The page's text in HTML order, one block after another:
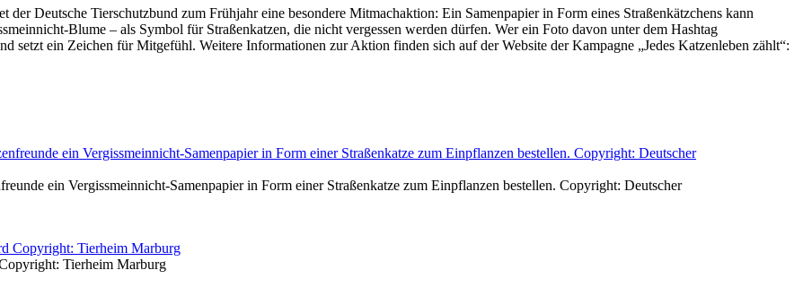
der Deutsche Tierschutzbund zum Frühjahr eine besondere Mitmachaktion: Ein Samenpapier in Form eines Straßenkätzchens kann
Blume – als Symbol für Straßenkatzen, die nicht vergessen werden dürfen. Wer ein Foto davon unter dem Hashtag
setzt ein Zeichen für Mitgefühl. Weitere Informationen zur Aktion finden sich auf der Website der Kampagne „Jedes Katzenleben zählt“:
ein Vergissmeinnicht-Samenpapier in Form einer Straßenkatze zum Einpflanzen bestellen. Copyright: Deutscher
Tierheim Marburg